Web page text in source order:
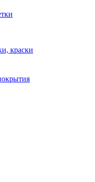
краски